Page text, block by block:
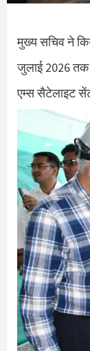
मुख्य सचिव ने
जुलाई 2026 तक
एम्स सैटेलाइट